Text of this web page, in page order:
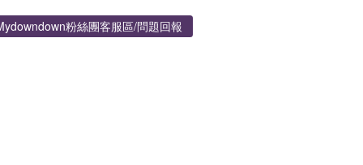
粉絲團客服區/問題回報